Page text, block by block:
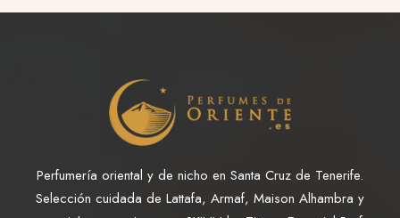
Perfumería oriental y de nicho en Santa Cruz de Tenerife.
Selección cuidada de Lattafa, Armaf, Maison Alhambra y